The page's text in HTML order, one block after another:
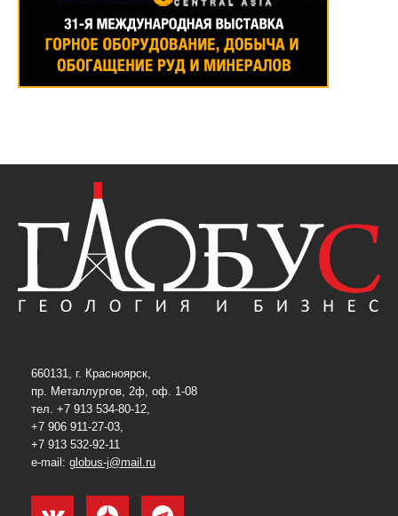
660131, г. Красноярск,
пр. Металлургов, 2ф, оф. 1-08
тел. +7 913 534-80-12,
+7 906 911-27-03,
+7 913 532-92-11
e-mail: globus-j@mail.ru